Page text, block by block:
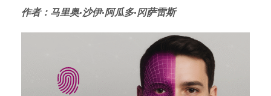
作者：马里奥·沙伊·阿瓜多·冈萨雷斯